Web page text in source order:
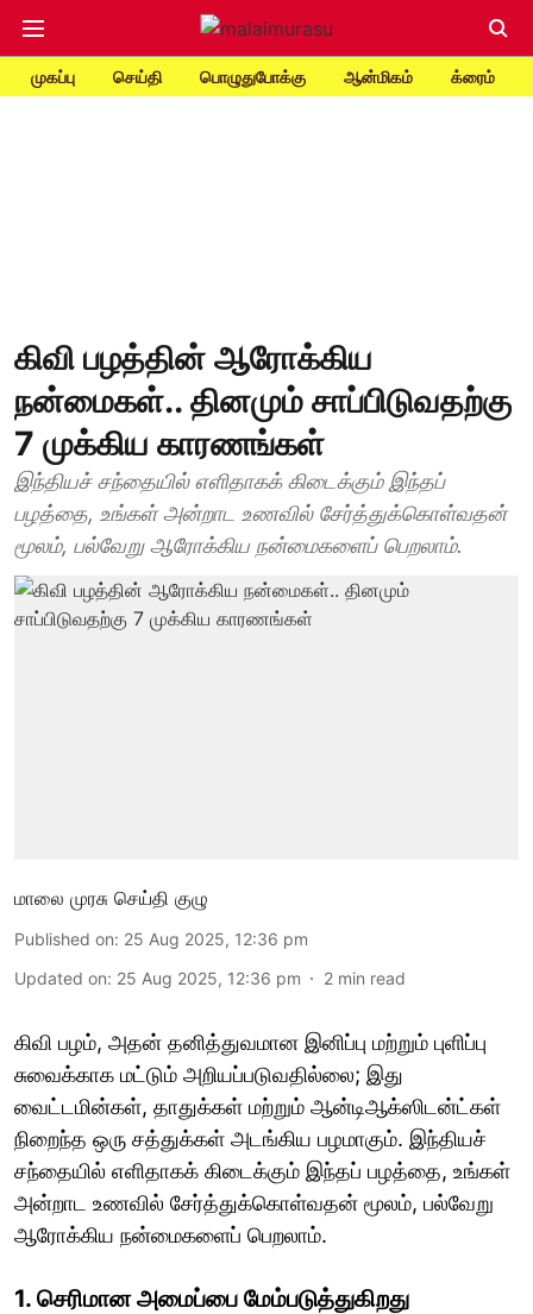
முகப்பு செய்தி பொழுதுபோக்கு ஆன்மிகம் க்ரைம்
கிவி பழத்தின் ஆரோக்கிய
நன்மைகள்.. தினமும் சாப்பிடுவதற்கு
7 முக்கிய காரணங்கள்
இந்தியச் சந்தையில் எளிதாகக் கிடைக்கும் இந்தப்
பழத்தை, உங்கள் அன்றாட உணவில் சேர்த்துக்கொள்வதன்
மூலம், பல்வேறு ஆரோக்கிய நன்மைகளைப் பெறலாம்.
மாலை முரசு செய்தி குழு
Published on: 25 Aug 2025, 12:36 pm
Updated on: 25 Aug 2025, 12:36 pm 2 min read
கிவி பழம், அதன் தனித்துவமான இனிப்பு மற்றும் புளிப்பு
சுவைக்காக மட்டும் அறியப்படுவதில்லை; இது
வைட்டமின்கள், தாதுக்கள் மற்றும் ஆன்டிஆக்ஸிடன்ட்கள்
நிறைந்த ஒரு சத்துக்கள் அடங்கிய பழமாகும். இந்தியச்
சந்தையில் எளிதாகக் கிடைக்கும் இந்தப் பழத்தை, உங்கள்
அன்றாட உணவில் சேர்த்துக்கொள்வதன் மூலம், பல்வேறு
ஆரோக்கிய நன்மைகளைப் பெறலாம்.
1. செரிமான அமைப்பை மேம்படுத்துகிறது